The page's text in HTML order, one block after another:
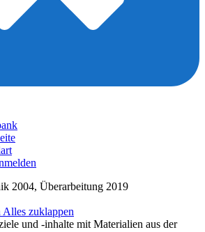
2004, Überarbeitung 2019
Alles zuklappen
und -inhalte mit Materialien aus der